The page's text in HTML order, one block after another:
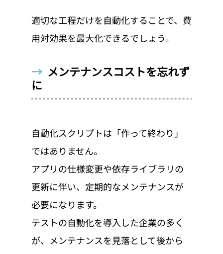
適切な工程だけを自動化することで、費
用対効果を最大化できるでしょう。
→ メンテナンスコストを忘れず
に
自動化スクリプトは「作って終わり」
ではありません。
アプリの仕様変更や依存ライブラリの
更新に伴い、定期的なメンテナンスが
必要になります。
テストの自動化を導入した企業の多く
が、メンテナンスを見落として後から